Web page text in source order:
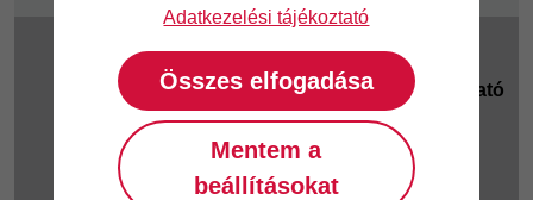
Adatkezelési tájékoztató
Összes elfogadása
Mentem a
beállításokat
2025 © Magyar
Cofidis Bank Zrt.
1062 Budapest,
Teréz körút 55-57.
Telefonszám: (061)
Cookie beállítások
Adatkezelési tájékoztató
Jogi tudnivalók